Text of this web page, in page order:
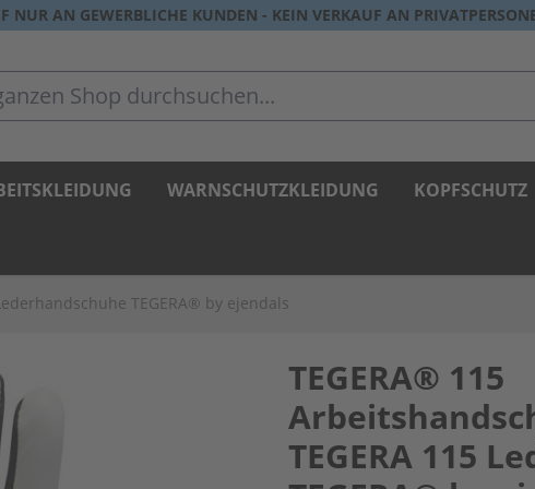
NUR AN GEWERBLICHE KUNDEN - KEIN VERKAUF AN
Shop durchsuchen...
WARNSCHUTZKLEIDUNG KOPFSCHUTZ
TEGERA® by ejendals
TEGERA® 115
TEGERA 115